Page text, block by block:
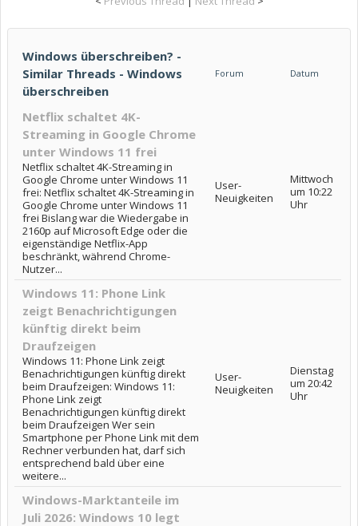
Windows überschreiben? -
Similar Threads - Windows
überschreiben
Forum Datum
Netflix schaltet 4K-
Streaming in Google Chrome
unter Windows 11 frei
Netflix schaltet 4K-Streaming in
Google Chrome unter Windows 11
frei: Netflix schaltet 4K-Streaming in
Google Chrome unter Windows 11
frei Bislang war die Wiedergabe in
2160p auf Microsoft Edge oder die
eigenständige Netflix-App
beschränkt, während Chrome-
Nutzer...
User-
Neuigkeiten
Mittwoch
um 10:22
Uhr
Windows 11: Phone Link
zeigt Benachrichtigungen
künftig direkt beim
Draufzeigen
Windows 11: Phone Link zeigt
Benachrichtigungen künftig direkt
beim Draufzeigen: Windows 11:
Phone Link zeigt
Benachrichtigungen künftig direkt
beim Draufzeigen Wer sein
Smartphone per Phone Link mit dem
Rechner verbunden hat, darf sich
entsprechend bald über eine
weitere...
User-
Neuigkeiten
Dienstag
um 20:42
Uhr
Windows-Marktanteile im
Juli 2026: Windows 10 legt